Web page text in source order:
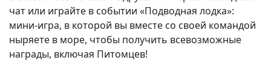
чат или играйте в событии «Подводная лодка»:
мини-игра, в которой вы вместе со своей командой
ныряете в море, чтобы получить всевозможные
награды, включая Питомцев!